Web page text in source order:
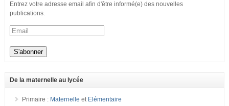
Entrez votre adresse email afin d'être informé(e) des nouvelles
publications.
De la maternelle au lycée
Primaire : Maternelle et Elémentaire